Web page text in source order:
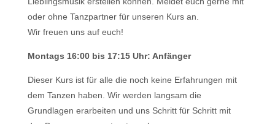
oder ohne Tanzpartner für unseren Kurs an.
Wir freuen uns auf euch!
Montags 16:00 bis 17:15 Uhr: Anfänger
Dieser Kurs ist für alle die noch keine Erfahrungen mit
dem Tanzen haben. Wir werden langsam die
Grundlagen erarbeiten und uns Schritt für Schritt mit